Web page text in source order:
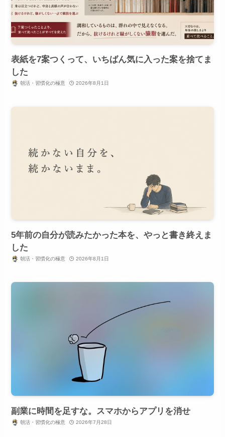
表紙を7案つくって、いちばん気に入った案を捨てま
した
朝活・習慣化の極意 2026年8月1日
5年前の自分が読みたかった本を、やっと書き終えま
した
朝活・習慣化の極意 2026年8月1日
副業に時間を足すな。スマホからアプリを消せ
朝活・習慣化の極意 2026年7月28日